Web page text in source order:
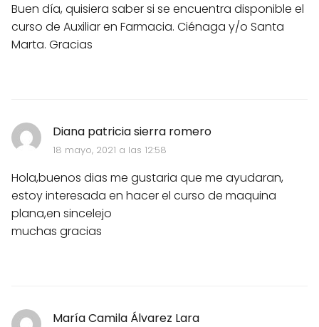
Buen día, quisiera saber si se encuentra disponible el
curso de Auxiliar en Farmacia. Ciénaga y/o Santa
Marta. Gracias
Diana patricia sierra romero
18 mayo, 2021 a las 12:58
Hola,buenos dias me gustaria que me ayudaran,
estoy interesada en hacer el curso de maquina
plana,en sincelejo
muchas gracias
María Camila Álvarez Lara